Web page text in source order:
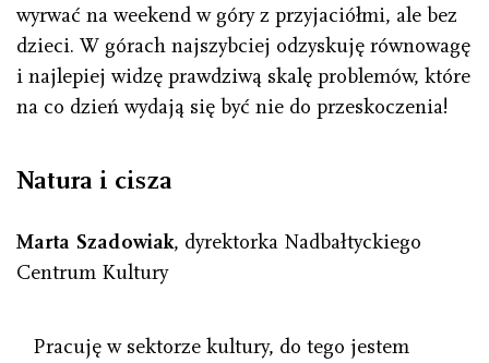
wyrwać na weekend w góry z przyjaciółmi, ale bez
dzieci. W górach najszybciej odzyskuję równowagę
i najlepiej widzę prawdziwą skalę problemów, które
na co dzień wydają się być nie do przeskoczenia!
Natura i cisza
Marta Szadowiak, dyrektorka Nadbałtyckiego
Centrum Kultury
Pracuję w sektorze kultury, do tego jestem